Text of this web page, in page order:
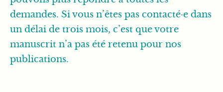
demandes. Si vous n’êtes pas contacté·e dans
un délai de trois mois, c’est que votre
manuscrit n’a pas été retenu pour nos
publications.